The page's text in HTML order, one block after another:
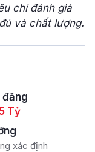
chí đánh giá
và chất lượng.
đăng
Tỷ
xác định